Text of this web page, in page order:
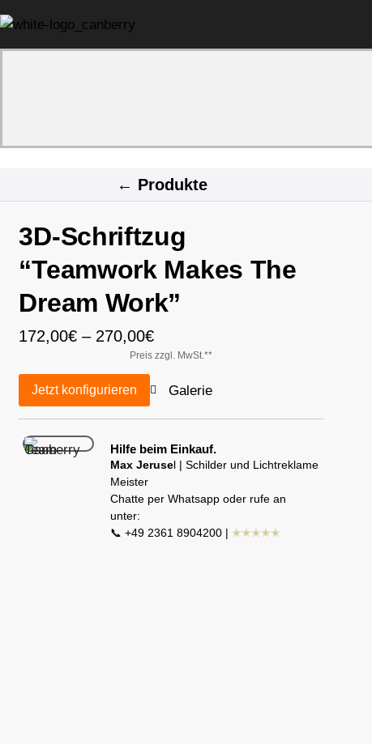
← Produkte
3D-Schriftzug
“Teamwork Makes The
Dream Work”
172,00€ – 270,00€
Preis zzgl. MwSt.**
Jetzt konfigurieren Galerie
Hilfe beim Einkauf.
Max Jerusel | Schilder und Lichtreklame
Meister
Chatte per Whatsapp oder rufe an
unter:
📞 +49 2361 8904200 | ✭✭✭✭✭